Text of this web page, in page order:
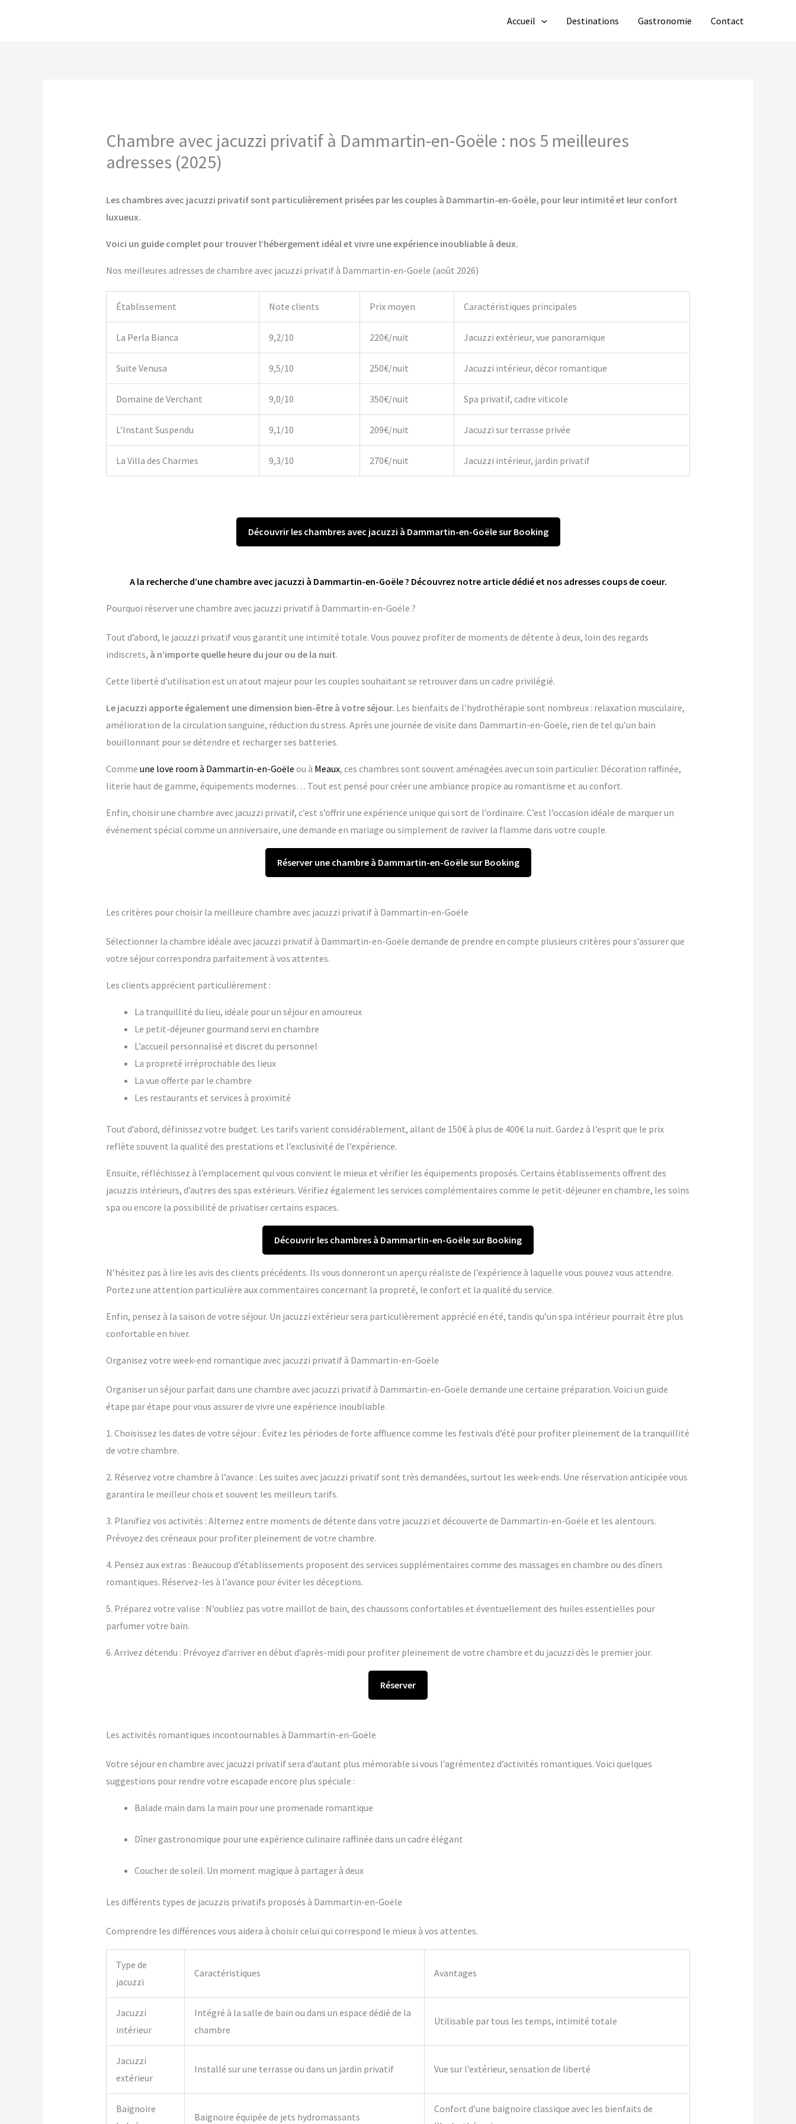
Accueil Destinations Gastronomie Contact
Chambre avec jacuzzi privatif à Dammartin-en-Goële : nos 5 meilleures
adresses (2025)
Les chambres avec jacuzzi privatif sont particulièrement prisées par les couples à Dammartin-en-Goële, pour leur intimité et leur confort
luxueux.
Voici un guide complet pour trouver l’hébergement idéal et vivre une expérience inoubliable à deux.
Nos meilleures adresses de chambre avec jacuzzi privatif à Dammartin-en-Goële (août 2026)
Établissement Note clients Prix moyen Caractéristiques principales
La Perla Bianca 9,2/10 220€/nuit Jacuzzi extérieur, vue panoramique
Suite Venusa 9,5/10 250€/nuit Jacuzzi intérieur, décor romantique
Domaine de Verchant 9,0/10 350€/nuit Spa privatif, cadre viticole
L’Instant Suspendu 9,1/10 209€/nuit Jacuzzi sur terrasse privée
La Villa des Charmes 9,3/10 270€/nuit Jacuzzi intérieur, jardin privatif
Découvrir les chambres avec jacuzzi à Dammartin-en-Goële sur Booking
A la recherche d’une chambre avec jacuzzi à Dammartin-en-Goële ? Découvrez notre article dédié et nos adresses coups de coeur.
Pourquoi réserver une chambre avec jacuzzi privatif à Dammartin-en-Goële ?
Tout d’abord, le jacuzzi privatif vous garantit une intimité totale. Vous pouvez profiter de moments de détente à deux, loin des regards
indiscrets, à n’importe quelle heure du jour ou de la nuit.
Cette liberté d’utilisation est un atout majeur pour les couples souhaitant se retrouver dans un cadre privilégié.
Le jacuzzi apporte également une dimension bien-être à votre séjour. Les bienfaits de l’hydrothérapie sont nombreux : relaxation musculaire,
amélioration de la circulation sanguine, réduction du stress. Après une journée de visite dans Dammartin-en-Goële, rien de tel qu’un bain
bouillonnant pour se détendre et recharger ses batteries.
Comme une love room à Dammartin-en-Goële ou à Meaux, ces chambres sont souvent aménagées avec un soin particulier. Décoration raffinée,
literie haut de gamme, équipements modernes… Tout est pensé pour créer une ambiance propice au romantisme et au confort.
Enfin, choisir une chambre avec jacuzzi privatif, c’est s’offrir une expérience unique qui sort de l’ordinaire. C’est l’occasion idéale de marquer un
événement spécial comme un anniversaire, une demande en mariage ou simplement de raviver la flamme dans votre couple.
Réserver une chambre à Dammartin-en-Goële sur Booking
Les critères pour choisir la meilleure chambre avec jacuzzi privatif à Dammartin-en-Goële
Sélectionner la chambre idéale avec jacuzzi privatif à Dammartin-en-Goële demande de prendre en compte plusieurs critères pour s’assurer que
votre séjour correspondra parfaitement à vos attentes.
Les clients apprécient particulièrement :
La tranquillité du lieu, idéale pour un séjour en amoureux
Le petit-déjeuner gourmand servi en chambre
L’accueil personnalisé et discret du personnel
La propreté irréprochable des lieux
La vue offerte par le chambre
Les restaurants et services à proximité
Tout d’abord, définissez votre budget. Les tarifs varient considérablement, allant de 150€ à plus de 400€ la nuit. Gardez à l’esprit que le prix
reflète souvent la qualité des prestations et l’exclusivité de l’expérience.
Ensuite, réfléchissez à l’emplacement qui vous convient le mieux et vérifier les équipements proposés. Certains établissements offrent des
jacuzzis intérieurs, d’autres des spas extérieurs. Vérifiez également les services complémentaires comme le petit-déjeuner en chambre, les soins
spa ou encore la possibilité de privatiser certains espaces.
Découvrir les chambres à Dammartin-en-Goële sur Booking
N’hésitez pas à lire les avis des clients précédents. Ils vous donneront un aperçu réaliste de l’expérience à laquelle vous pouvez vous attendre.
Portez une attention particulière aux commentaires concernant la propreté, le confort et la qualité du service.
Enfin, pensez à la saison de votre séjour. Un jacuzzi extérieur sera particulièrement apprécié en été, tandis qu’un spa intérieur pourrait être plus
confortable en hiver.
Organisez votre week-end romantique avec jacuzzi privatif à Dammartin-en-Goële
Organiser un séjour parfait dans une chambre avec jacuzzi privatif à Dammartin-en-Goële demande une certaine préparation. Voici un guide
étape par étape pour vous assurer de vivre une expérience inoubliable.
1. Choisissez les dates de votre séjour : Évitez les périodes de forte affluence comme les festivals d’été pour profiter pleinement de la tranquillité
de votre chambre.
2. Réservez votre chambre à l’avance : Les suites avec jacuzzi privatif sont très demandées, surtout les week-ends. Une réservation anticipée vous
garantira le meilleur choix et souvent les meilleurs tarifs.
3. Planifiez vos activités : Alternez entre moments de détente dans votre jacuzzi et découverte de Dammartin-en-Goële et les alentours.
Prévoyez des créneaux pour profiter pleinement de votre chambre.
4. Pensez aux extras : Beaucoup d’établissements proposent des services supplémentaires comme des massages en chambre ou des dîners
romantiques. Réservez-les à l’avance pour éviter les déceptions.
5. Préparez votre valise : N’oubliez pas votre maillot de bain, des chaussons confortables et éventuellement des huiles essentielles pour
parfumer votre bain.
6. Arrivez détendu : Prévoyez d’arriver en début d’après-midi pour profiter pleinement de votre chambre et du jacuzzi dès le premier jour.
Réserver
Les activités romantiques incontournables à Dammartin-en-Goële
Votre séjour en chambre avec jacuzzi privatif sera d’autant plus mémorable si vous l’agrémentez d’activités romantiques. Voici quelques
suggestions pour rendre votre escapade encore plus spéciale :
Balade main dans la main pour une promenade romantique
Dîner gastronomique pour une expérience culinaire raffinée dans un cadre élégant
Coucher de soleil. Un moment magique à partager à deux
Les différents types de jacuzzis privatifs proposés à Dammartin-en-Goële
Comprendre les différences vous aidera à choisir celui qui correspond le mieux à vos attentes.
Type de
jacuzzi
Caractéristiques Avantages
Jacuzzi
intérieur
Intégré à la salle de bain ou dans un espace dédié de la
chambre
Utilisable par tous les temps, intimité totale
Jacuzzi
extérieur
Installé sur une terrasse ou dans un jardin privatif Vue sur l’extérieur, sensation de liberté
Baignoire
Baignoire équipée de jets hydromassants
Confort d’une baignoire classique avec les bienfaits de